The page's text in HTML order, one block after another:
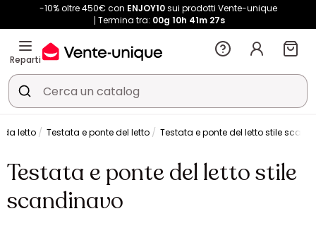
-10% oltre 450€ con ENJOY10sui prodotti Vente-unique
Termina tra: 00g 10h 41m 27s
Reparti
da letto Testata e ponte del letto Testata e ponte del letto stile
Testata e ponte del letto stile
scandinavo